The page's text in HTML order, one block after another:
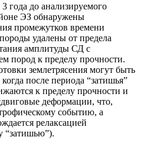
года до анализируемого
ЭЗ обнаружены
промежутков времени
удалены от предела
амплитуды СД с
пород к пределу прочности.
землетрясения могут быть
после периода “затишья”
к пределу прочности и
деформации, что,
событию, а
релаксацией
“затишью”).